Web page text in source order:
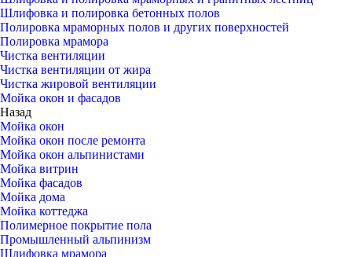
Шлифовка и полировка бетонных полов
Полировка мраморных полов и других поверхностей
Полировка мрамора
Чистка вентиляции
Чистка вентиляции от жира
Чистка жировой вентиляции
Мойка окон и фасадов
Назад
Мойка окон
Мойка окон после ремонта
Мойка окон альпинистами
Мойка витрин
Мойка фасадов
Мойка дома
Мойка коттеджа
Полимерное покрытие пола
Промышленный альпинизм
Шлифовка мрамора